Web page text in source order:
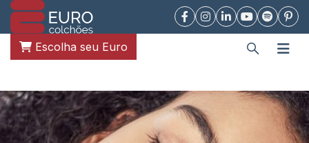
Escolha seu Euro